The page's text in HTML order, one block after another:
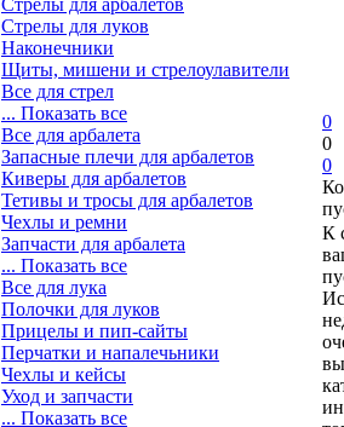
Стрелы для арбалетов
Стрелы для луков
Наконечники
Щиты, мишени и стрелоулавители
Все для стрел
... Показать все
Все для арбалета
Запасные плечи для арбалетов
Киверы для арбалетов
Тетивы и тросы для арбалетов
Чехлы и ремни
Запчасти для арбалета
... Показать все
Все для лука
Полочки для луков
Прицелы и пип-сайты
Перчатки и напалечьники
Чехлы и кейсы
Уход и запчасти
... Показать все
0
0
0
К